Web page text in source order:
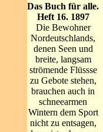
Das Buch für alle.
Heft 16. 1897
Die Bewohner
Nordeutschlands,
denen Seen und
breite, langsam
strömende Flüssse
zu Gebote stehen,
brauchen auch in
schneearmen
Wintern dem Sport
nicht zu entsagen,